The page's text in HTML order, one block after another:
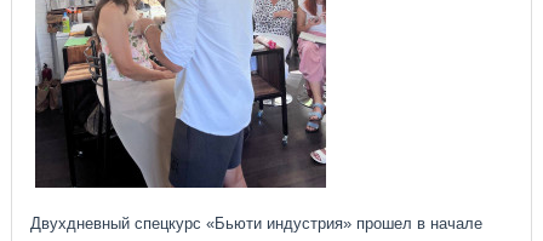
Двухдневный спецкурс «Бьюти индустрия» прошел в начале